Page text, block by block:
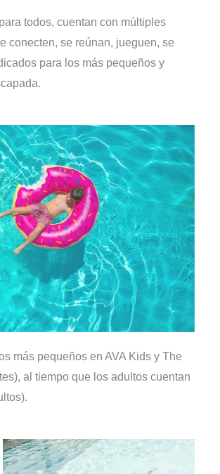
todos, cuentan con múltiples
conecten, se reúnan, jueguen, se
para los más pequeños y
más pequeños en AVA Kids y The
al tiempo que los adultos cuentan